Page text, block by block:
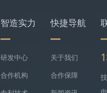
智造实力
研发中心
合作机构
快捷导航
关于我们
合作保障